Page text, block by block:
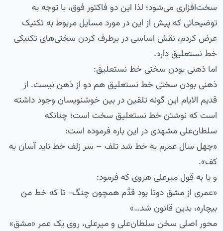
سخت‌افزاری می‌شود؛ لذا این دو فاکتور فوق، با توجه به
توضیحاتی که پیش از این در مورد مسایل مربوط به تکنیک
عرض کردم، نقش اساسی در برطرف کردن سختی‌های تکنیکی
خط نستعلیق دارد.
اما ذهنی بودن سختی خط نستعلیق:
ذهنی بودن سختی خط نستعلیق هم دو از ذهن نیست. از
قدیم الایام این گونه تلقین در بین خوشنویسان وجود داشته
است که نوشتن خط نستعلیق سخت است؛ چنانکه
سلطان‌‌علی مشهدی در این باره فرموده است:
«چهل سال عمرم به خط شد تلف – سر زلف خط ناید آسان به
کف».
و یا به قول میرعلی هروی که فرمود:
«عمری از مشق دوتا بود قدَّم همچون چنگ- تا که خط من
بیچاره، بدین قانون شد…»
محور اصلی سخن سلطان‌علی و میرعلی، روی یک عمر «مشق»